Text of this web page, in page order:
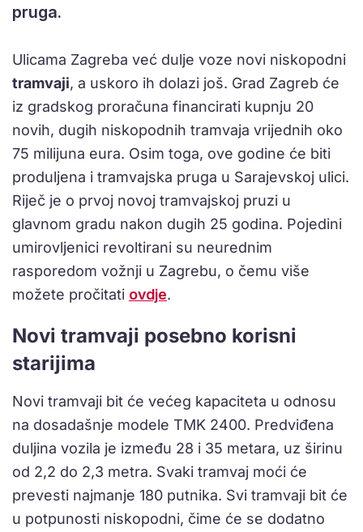
pruga.
Ulicama Zagreba već dulje voze novi niskopodni
tramvaji, a uskoro ih dolazi još. Grad Zagreb će
iz gradskog proračuna financirati kupnju 20
novih, dugih niskopodnih tramvaja vrijednih oko
75 milijuna eura. Osim toga, ove godine će biti
produljena i tramvajska pruga u Sarajevskoj ulici.
Riječ je o prvoj novoj tramvajskoj pruzi u
glavnom gradu nakon dugih 25 godina. Pojedini
umirovljenici revoltirani su neurednim
rasporedom vožnji u Zagrebu, o čemu više
možete pročitati ovdje.
Novi tramvaji posebno korisni
starijima
Novi tramvaji bit će većeg kapaciteta u odnosu
na dosadašnje modele TMK 2400. Predviđena
duljina vozila je između 28 i 35 metara, uz širinu
od 2,2 do 2,3 metra. Svaki tramvaj moći će
prevesti najmanje 180 putnika. Svi tramvaji bit će
u potpunosti niskopodni, čime će se dodatno